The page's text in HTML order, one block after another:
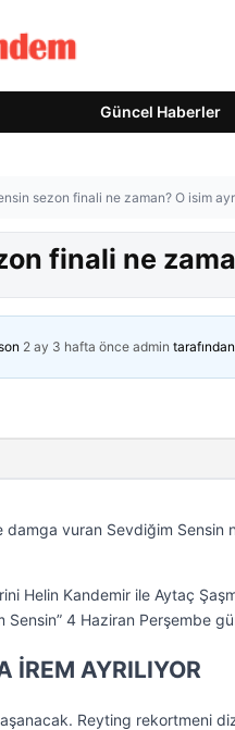
Güncel Haberler
sezon finali ne zaman? O isim
finali ne
2 ay 3 hafta önce admin
damga vuran Sevdiğim
Helin Kandemir ile Aytaç
Sensin” 4 Haziran Perşembe
İREM AYRILIYOR
Reyting rekortmeni